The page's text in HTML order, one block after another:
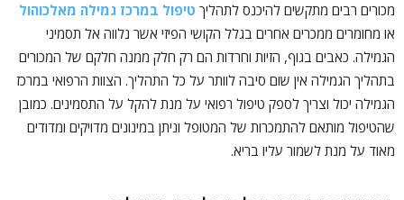
מכורים רבים מתקשים להיכנס לתהליך טיפול במרכז גמילה מאלכוהול
או מחומרים ממכרים אחרים בגלל הקושי הפיזי אשר נלווה אל תסמיני
הגמילה. כאבים בגוף, הזיות וחרדות הם רק חלק ממנה חלקם של המכורים
בתהליך הגמילה אין שום סיבה לוותר על כל התהליך. הצוות הרפואי במרכז
הגמילה יכול וצריך לספק טיפול רפואי על מנת להקל על התסמינים. כמובן
שהטיפול מותאם להתמכרות של המטופל וניתן במינונים מדויקים ומדודים
מאוד על מנת לשמור עליו בריא.